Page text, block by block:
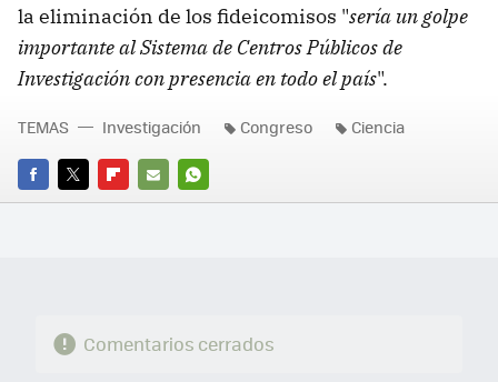
la eliminación de los fideicomisos "sería un golpe
importante al Sistema de Centros Públicos de
Investigación con presencia en todo el país".
FACEBOOK
TWITTERFLIPBOARD
E-
WHATSAPP
TEMAS Investigación Congreso Ciencia
Comentarios cerrados